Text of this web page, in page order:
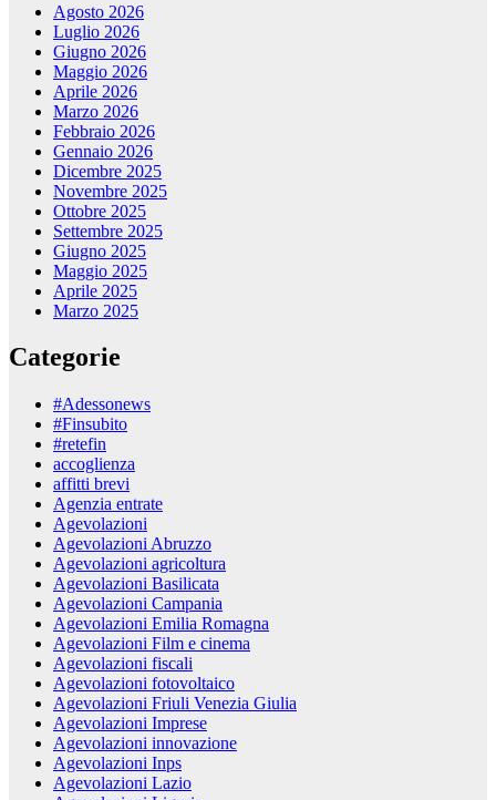
Agosto 2026
Luglio 2026
Giugno 2026
Maggio 2026
Aprile 2026
Marzo 2026
Febbraio 2026
Gennaio 2026
Dicembre 2025
Novembre 2025
Ottobre 2025
Settembre 2025
Giugno 2025
Maggio 2025
Aprile 2025
Marzo 2025
Categorie
#Adessonews
#Finsubito
#retefin
accoglienza
affitti brevi
Agenzia entrate
Agevolazioni
Agevolazioni Abruzzo
Agevolazioni agricoltura
Agevolazioni Basilicata
Agevolazioni Campania
Agevolazioni Emilia Romagna
Agevolazioni Film e cinema
Agevolazioni fiscali
Agevolazioni fotovoltaico
Agevolazioni Friuli Venezia Giulia
Agevolazioni Imprese
Agevolazioni innovazione
Agevolazioni Inps
Agevolazioni Lazio